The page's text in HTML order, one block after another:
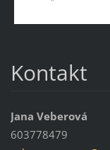
Kontakt
Jana Veberová
603778479